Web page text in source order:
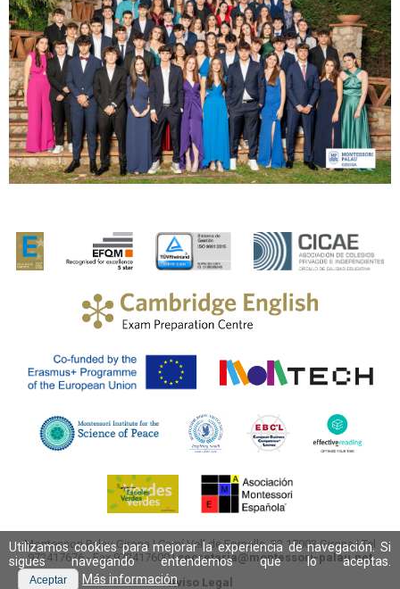
Montessori Palau Girona |Camí Vell de Fornells, 33 17003 Girona| Tel
972417676- Fax 972417600 |secretaria@montessori-palau.net
Aviso Legal
Utilizamos cookies para mejorar la experiencia de navegación. Si
sigues navegando entendemos que lo aceptas.
Aceptar Más información